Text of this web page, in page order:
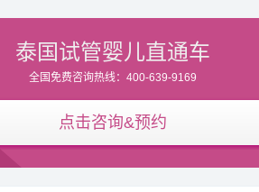
泰国试管婴儿直通车
全国免费咨询热线：400-639-9169
点击咨询&预约